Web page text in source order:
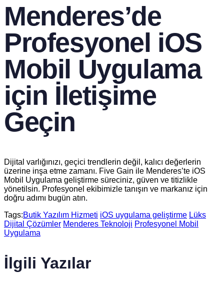
Menderes’de
Profesyonel iOS
Mobil Uygulama
için İletişime
Geçin
Dijital varlığınızı, geçici trendlerin değil, kalıcı değerlerin
üzerine inşa etme zamanı. Five Gain ile Menderes’te iOS
Mobil Uygulama geliştirme süreciniz, güven ve titizlikle
yönetilsin. Profesyonel ekibimizle tanışın ve markanız için
doğru adımı bugün atın.
Tags:Butik Yazılım Hizmeti iOS uygulama geliştirme Lüks
Dijital Çözümler Menderes Teknoloji Profesyonel Mobil
Uygulama
İlgili Yazılar